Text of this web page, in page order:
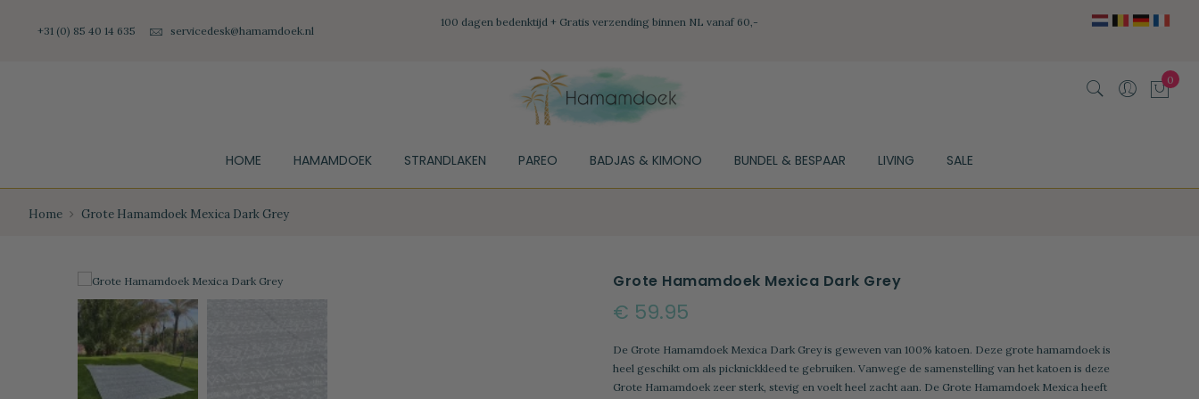
+31 (0) 85 40 14 635 servicedesk@hamamdoek.nl
100 dagen bedenktijd + Gratis verzending binnen NL vanaf 60,-
HOME HAMAMDOEK STRANDLAKEN PAREO BADJAS & KIMONO BUNDEL & BESPAAR LIVING SALE
Home Grote Hamamdoek Mexica Dark Grey
Grote Hamamdoek Mexica Dark Grey
€ 59.95
De Grote Hamamdoek Mexica Dark Grey is geweven van 100% katoen. Deze grote hamamdoek is
heel geschikt om als picknickkleed te gebruiken. Vanwege de samenstelling van het katoen is deze
Grote Hamamdoek zeer sterk, stevig en voelt heel zacht aan. De Grote Hamamdoek Mexica heeft